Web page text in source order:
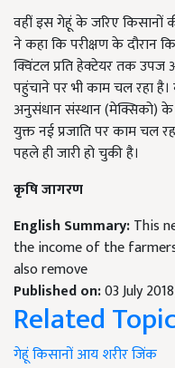
वहीं इस गेहूं के जरिए किसानों
ने कहा कि परीक्षण के दौरान
क्विंटल प्रति हेक्टेयर तक
पहुंचाने पर भी काम चल रहा है।
अनुसंधान संस्थान (मेक्सिको)
युक्त नई प्रजाति पर काम चल
पहले ही जारी हो चुकी है।
कृषि जागरण
English Summary:This
the income of the
also remove
Published on:03 July
Related
गेहूंकिसानोंआयशरीरजिंक